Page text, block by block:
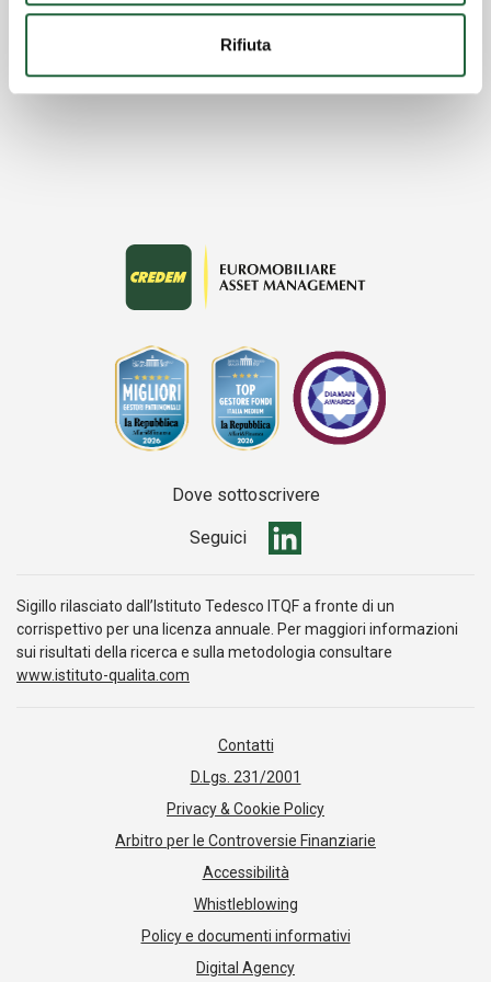
Rifiuta
a Paola Bianco
Dove sottoscrivere
Seguici
Sigillo rilasciato dall’Istituto Tedesco ITQF a fronte di un
corrispettivo per una licenza annuale. Per maggiori informazioni
sui risultati della ricerca e sulla metodologia consultare
www.istituto-qualita.com
Contatti
D.Lgs. 231/2001
Privacy & Cookie Policy
Arbitro per le Controversie Finanziarie
Accessibilità
Whistleblowing
Policy e documenti informativi
Digital Agency